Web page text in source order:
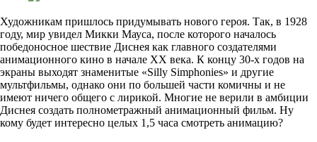
Художникам пришлось придумывать нового героя. Так, в 1928
году, мир увидел Микки Мауса, после которого началось
победоносное шествие Диснея как главного создателями
анимационного кино в начале XX века. К концу 30-х годов на
экраны выходят знаменитые «Silly Simphonies» и другие
мультфильмы, однако они по большей части комичны и не
имеют ничего общего с лирикой. Многие не верили в амбиции
Диснея создать полнометражный анимационный фильм. Ну
кому будет интересно целых 1,5 часа смотреть анимацию?